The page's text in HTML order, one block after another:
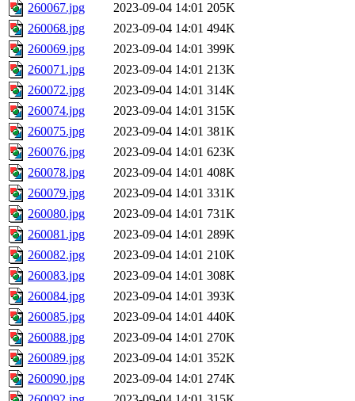
260067.jpg
2023-09-04 14:01 205K
260068.jpg
2023-09-04 14:01 494K
260069.jpg
2023-09-04 14:01 399K
260071.jpg
2023-09-04 14:01 213K
260072.jpg
2023-09-04 14:01 314K
260074.jpg
2023-09-04 14:01 315K
260075.jpg
2023-09-04 14:01 381K
260076.jpg
2023-09-04 14:01 623K
260078.jpg
2023-09-04 14:01 408K
260079.jpg
2023-09-04 14:01 331K
260080.jpg
2023-09-04 14:01 731K
260081.jpg
2023-09-04 14:01 289K
260082.jpg
2023-09-04 14:01 210K
260083.jpg
2023-09-04 14:01 308K
260084.jpg
2023-09-04 14:01 393K
260085.jpg
2023-09-04 14:01 440K
260088.jpg
2023-09-04 14:01 270K
260089.jpg
2023-09-04 14:01 352K
260090.jpg
2023-09-04 14:01 274K